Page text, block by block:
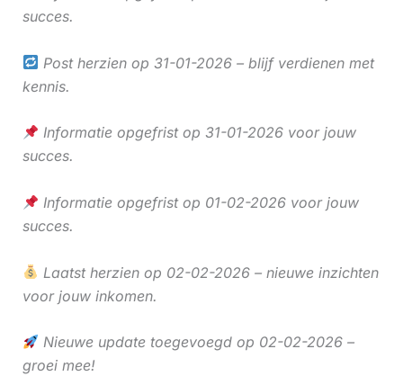
succes.
Post herzien op 31-01-2026 – blijf verdienen met
kennis.
Informatie opgefrist op 31-01-2026 voor jouw
succes.
Informatie opgefrist op 01-02-2026 voor jouw
succes.
Laatst herzien op 02-02-2026 – nieuwe inzichten
voor jouw inkomen.
Nieuwe update toegevoegd op 02-02-2026 –
groei mee!